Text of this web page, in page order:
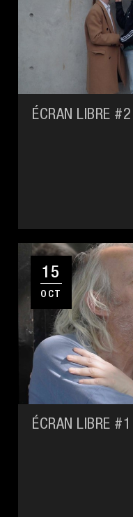
ÉCRAN LIBRE
15
OCT
ÉCRAN LIBRE